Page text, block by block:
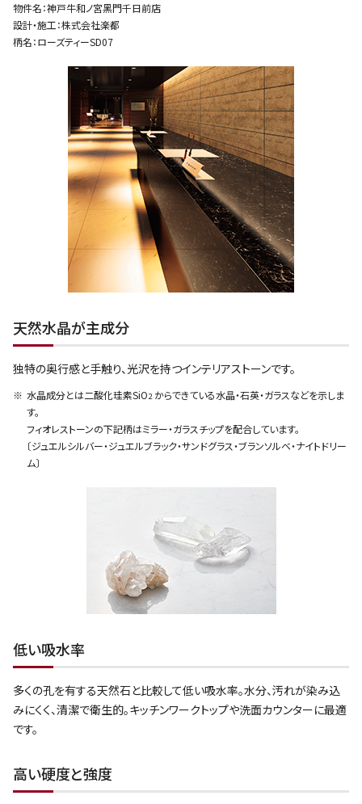
物件名：神⼾⽜和ノ宮⿊⾨千⽇前店
設計・施⼯：株式会社楽都
柄名：ローズティーSD07
天然水晶が主成分
独特の奥行感と手触り、光沢を持つインテリアストーンです。
水晶成分とは二酸化珪素SiO2 からできている水晶・石英・ガラスなどを示しま
す。
フィオレストーンの下記柄はミラー・ガラスチップを配合しています。
〔ジュエルシルバー・ジュエルブラック・サンドグラス・ブランソルベ・ナイトドリー
ム〕
低い吸水率
多くの孔を有する天然石と比較して低い吸水率。水分、汚れが染み込
みにくく、清潔で衛生的。キッチンワークトップや洗面カウンターに最適
です。
高い硬度と強度